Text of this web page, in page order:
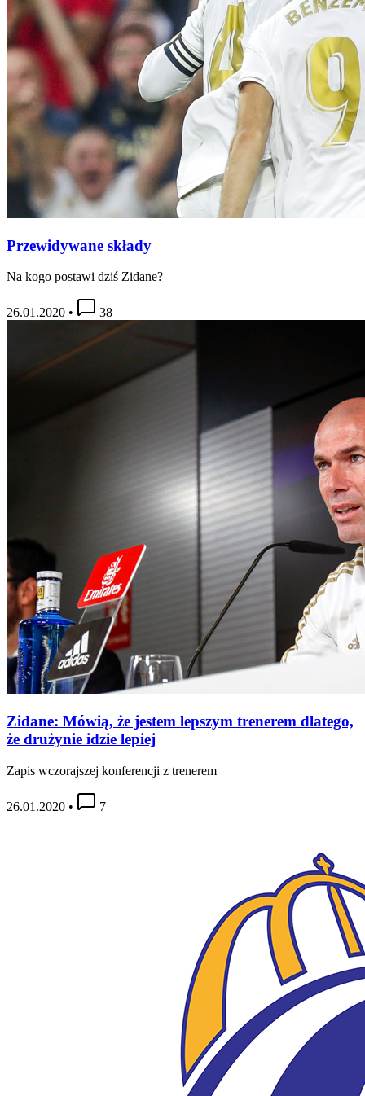
Przewidywane składy
Na kogo postawi dziś Zidane?
26.01.2020 • 38
Zidane: Mówią, że jestem lepszym trenerem dlatego,
że drużynie idzie lepiej
Zapis wczorajszej konferencji z trenerem
26.01.2020 • 7